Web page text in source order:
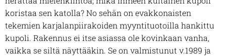
koristaa sen katolla? No sehän on evakkonaisten
tekemien karjalanpiirakoiden myyntituotoilla hankittu
kupoli. Rakennus ei itse asiassa ole kovinkaan vanha,
vaikka se siltä näyttääkin. Se on valmistunut v.1989 ja